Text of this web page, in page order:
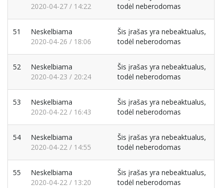
2020-04-27 / 14:22
todėl neberodomas
51
Neskelbiama
2020-04-26 / 18:06
Šis įrašas yra nebeaktualus,
todėl neberodomas
52
Neskelbiama
2020-04-23 / 20:24
Šis įrašas yra nebeaktualus,
todėl neberodomas
53
Neskelbiama
2020-04-22 / 16:43
Šis įrašas yra nebeaktualus,
todėl neberodomas
54
Neskelbiama
2020-04-22 / 14:55
Šis įrašas yra nebeaktualus,
todėl neberodomas
55
Neskelbiama
2020-04-22 / 13:20
Šis įrašas yra nebeaktualus,
todėl neberodomas